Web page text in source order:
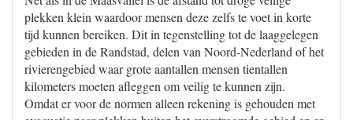
plekken klein waardoor mensen deze zelfs te voet in korte
tijd kunnen bereiken. Dit in tegenstelling tot de laaggelegen
gebieden in de Randstad, delen van Noord-Nederland of het
rivierengebied waar grote aantallen mensen tientallen
kilometers moeten afleggen om veilig te kunnen zijn.
Omdat er voor de normen alleen rekening is gehouden met